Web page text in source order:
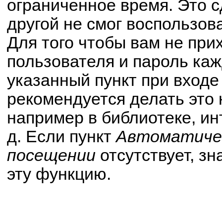
ограниченное время. Это
другой не смог
Для того чтобы вам не
пользователя и пароль
указанный пункт при
рекомендуется делать
например в библиотеке,
д. Если пункт
посещении отсутствует,
эту функцию.